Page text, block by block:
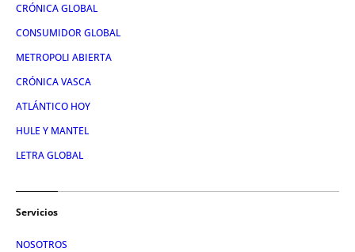
CRÓNICA GLOBAL
CONSUMIDOR GLOBAL
METROPOLI ABIERTA
CRÓNICA VASCA
ATLÁNTICO HOY
HULE Y MANTEL
LETRA GLOBAL
Servicios
NOSOTROS